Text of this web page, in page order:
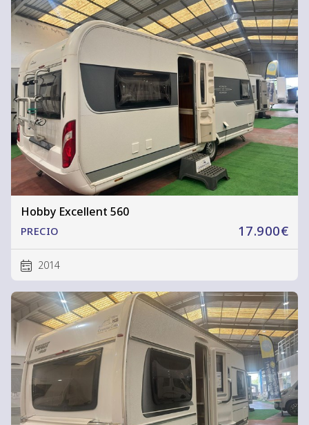
Hobby Excellent 560
17.900€
PRECIO
2014